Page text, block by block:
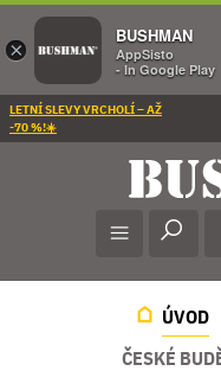
LETNÍ SLEVY VRCHOLÍ – AŽ
-70 %!☀️
ÚVOD
ČESKÉ
×
BUSHMAN
AppSisto
- In Google Play